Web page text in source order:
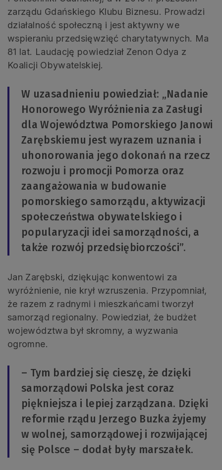
zarządu Gdańskiego Klubu Biznesu. Prowadzi
działalność społeczną i jest aktywny we
wspieraniu przedsięwzięć charytatywnych. Ma
81 lat. Laudację powiedział Zenon Odya z
Koalicji Obywatelskiej.
W uzasadnieniu powiedział: „Nadanie
Honorowego Wyróżnienia za Zasługi
dla Województwa Pomorskiego Janowi
Zarębskiemu jest wyrazem uznania i
uhonorowania jego dokonań na rzecz
rozwoju i promocji Pomorza oraz
zaangażowania w budowanie
pomorskiego samorządu, aktywizacji
społeczeństwa obywatelskiego i
popularyzacji idei samorządności, a
także rozwój przedsiębiorczości”.
Jan Zarębski, dziękując konwentowi za
wyróżnienie, nie krył wzruszenia. Przypomniał,
że razem z radnymi i mieszkańcami tworzył
samorząd regionalny. Powiedział, że budżet
województwa był skromny, a wyzwania
ogromne.
– Tym bardziej się cieszę, że dzięki
samorządowi Polska jest coraz
piękniejsza i lepiej zarządzana. Dzięki
reformie rządu Jerzego Buzka żyjemy
w wolnej, samorządowej i rozwijającej
się Polsce – dodał były marszałek.